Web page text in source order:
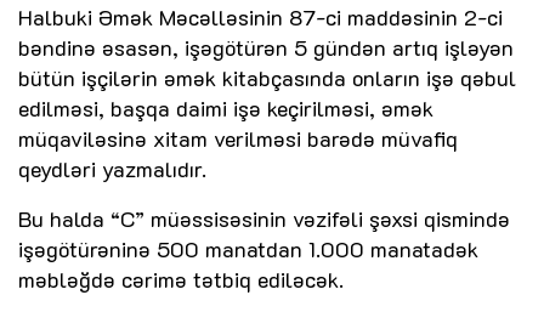
Halbuki Əmək Məcəlləsinin 87-ci maddəsinin 2-ci
bəndinə əsasən, işəgötürən 5 gündən artıq işləyən
bütün işçilərin əmək kitabçasında onların işə qəbul
edilməsi, başqa daimi işə keçirilməsi, əmək
müqaviləsinə xitam verilməsi barədə müvafiq
qeydləri yazmalıdır.
Bu halda “C” müəssisəsinin vəzifəli şəxsi qismində
işəgötürəninə 500 manatdan 1.000 manatadək
məbləğdə cərimə tətbiq ediləcək.